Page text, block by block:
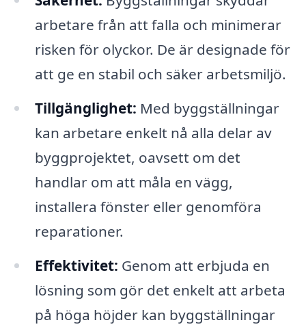
arbetare från att falla och minimerar
risken för olyckor. De är designade för
att ge en stabil och säker arbetsmiljö.
Tillgänglighet: Med byggställningar
kan arbetare enkelt nå alla delar av
byggprojektet, oavsett om det
handlar om att måla en vägg,
installera fönster eller genomföra
reparationer.
Effektivitet: Genom att erbjuda en
lösning som gör det enkelt att arbeta
på höga höjder kan byggställningar